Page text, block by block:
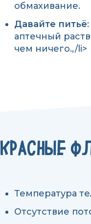
обмахивание.
Давайте питьё
аптечный
чем ничего.,/li>
КРАСНЫЕ
Температура
Отсутствие